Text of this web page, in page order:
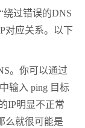
过错误的DNS
对应关系。以下
。你可以通过
输入 ping 目标
IP明显不正常
么就很可能是